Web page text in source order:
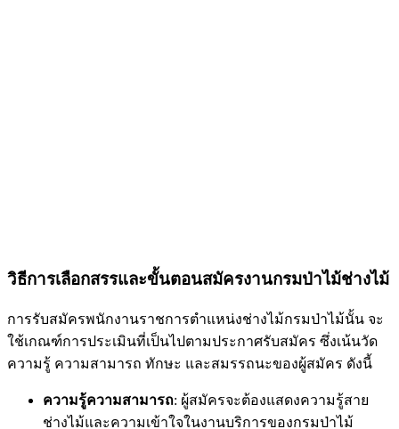
วิธีการเลือกสรรและขั้นตอนสมัครงานกรมป่าไม้ช่างไม้
การรับสมัครพนักงานราชการตำแหน่งช่างไม้กรมป่าไม้นั้น จะ
ใช้เกณฑ์การประเมินที่เป็นไปตามประกาศรับสมัคร ซึ่งเน้นวัด
ความรู้ ความสามารถ ทักษะ และสมรรถนะของผู้สมัคร ดังนี้
ความรู้ความสามารถ: ผู้สมัครจะต้องแสดงความรู้สาย
ช่างไม้และความเข้าใจในงานบริการของกรมป่าไม้